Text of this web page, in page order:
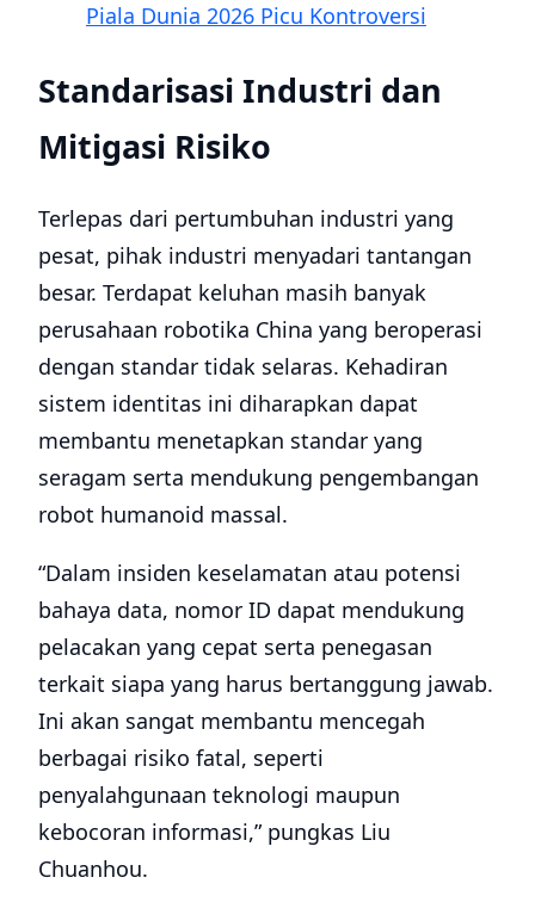
Piala Dunia 2026 Picu Kontroversi
Standarisasi Industri dan
Mitigasi Risiko
Terlepas dari pertumbuhan industri yang
pesat, pihak industri menyadari tantangan
besar. Terdapat keluhan masih banyak
perusahaan robotika China yang beroperasi
dengan standar tidak selaras. Kehadiran
sistem identitas ini diharapkan dapat
membantu menetapkan standar yang
seragam serta mendukung pengembangan
robot humanoid massal.
“Dalam insiden keselamatan atau potensi
bahaya data, nomor ID dapat mendukung
pelacakan yang cepat serta penegasan
terkait siapa yang harus bertanggung jawab.
Ini akan sangat membantu mencegah
berbagai risiko fatal, seperti
penyalahgunaan teknologi maupun
kebocoran informasi,” pungkas Liu
Chuanhou.